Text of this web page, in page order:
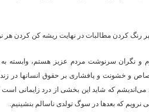
رنگ کردن مطالبات در نهایت ریشه کن کردن
و نگران سرنوشت مردم عزیز هستم، وابسته
و خشونت و پافشاری بر حقوق انسانها در
که شاید این بخشی از درد زایمانی است
نرویم که بعدها در سوگ تولدی ناسالم بنشینیم.